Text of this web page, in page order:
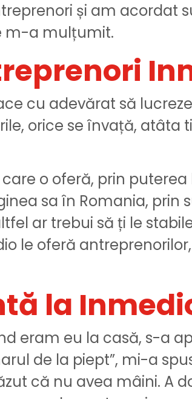
și am acordat
m-a mulțumit.
cu adevărat să
orice se învață,
o oferă, prin
sa în Romania, prin
ar trebui să ți le
le oferă
la
eram eu la casă, s-a
de la piept”, mi-a
că nu avea mâini. A